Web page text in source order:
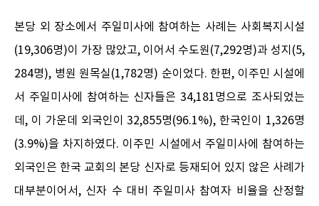
본당 외 장소에서 주일미사에 참여하는 사례는 사회복지시설
(19,306명)이 가장 많았고, 이어서 수도원(7,292명)과 성지(5,
284명), 병원 원목실(1,782명) 순이었다. 한편, 이주민 시설에
서 주일미사에 참여하는 신자들은 34,181명으로 조사되었는
데, 이 가운데 외국인이 32,855명(96.1%), 한국인이 1,326명
(3.9%)을 차지하였다. 이주민 시설에서 주일미사에 참여하는
외국인은 한국 교회의 본당 신자로 등재되어 있지 않은 사례가
대부분이어서, 신자 수 대비 주일미사 참여자 비율을 산정할